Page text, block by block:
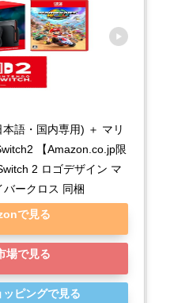
語・国内専用) ＋ マリ
【Amazon.co.jp限
2 ロゴデザイン マ
バークロス 同梱
で見る
場で見る
ピングで見る